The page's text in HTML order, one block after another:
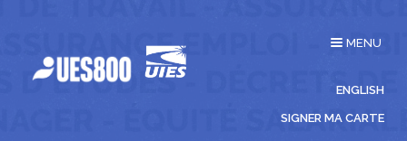
Affichage
MENU
ENGLISH
SIGNER MA CARTE